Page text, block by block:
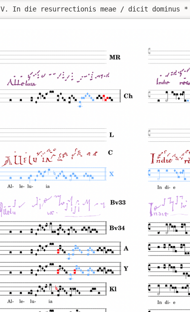
V. In die resurrectionis meae / dicit dominus *